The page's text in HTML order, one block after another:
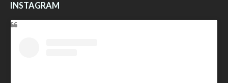
INSTAGRAM